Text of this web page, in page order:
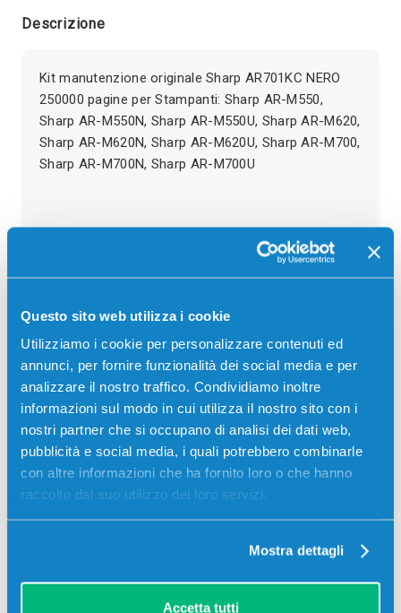
Questo sito web utilizza i cookie
Utilizziamo i cookie per personalizzare contenuti ed
annunci, per fornire funzionalità dei social media e per
analizzare il nostro traffico. Condividiamo inoltre
informazioni sul modo in cui utilizza il nostro sito con i
nostri partner che si occupano di analisi dei dati web,
pubblicità e social media, i quali potrebbero combinarle
con altre informazioni che ha fornito loro o che hanno
raccolto dal suo utilizzo dei loro servizi.
Mostra dettagli
Accetta tutti
Descrizione
Kit manutenzione originale Sharp AR701KC NERO
250000 pagine per Stampanti: Sharp AR-M550,
Sharp AR-M550N, Sharp AR-M550U, Sharp AR-M620,
Sharp AR-M620N, Sharp AR-M620U, Sharp AR-M700,
Sharp AR-M700N, Sharp AR-M700U
Stampanti compatibili